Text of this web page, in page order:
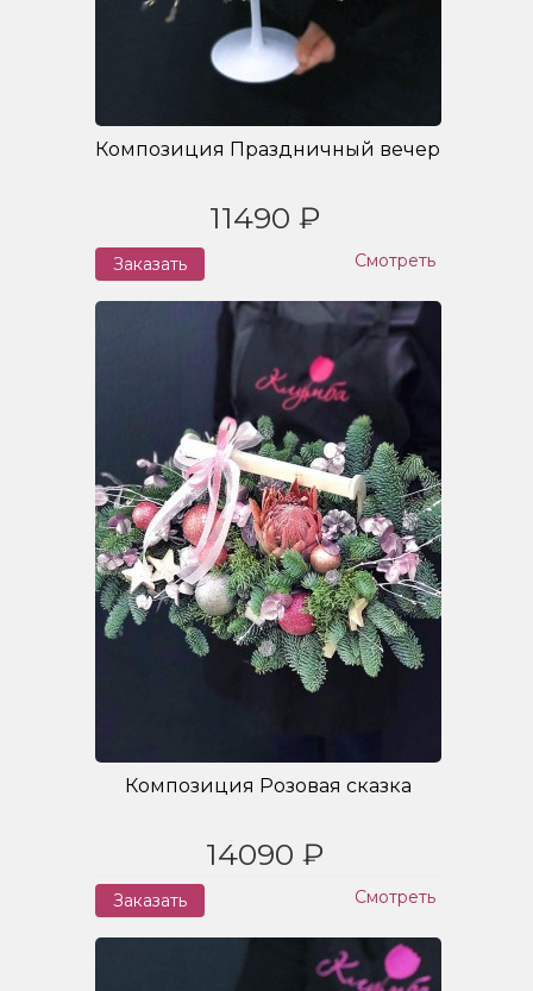
Композиция Праздничный вечер
11490 ₽
Заказать Смотреть
Композиция Розовая сказка
14090 ₽
Заказать Смотреть